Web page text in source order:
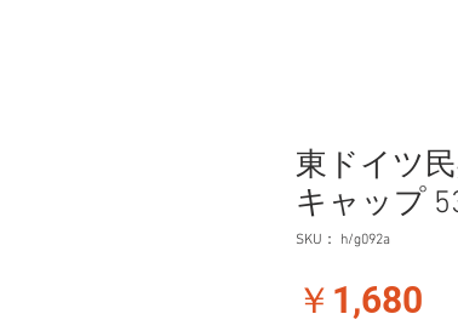
東ドイツ
キャップ
SKU： h/g092a
￥1,680